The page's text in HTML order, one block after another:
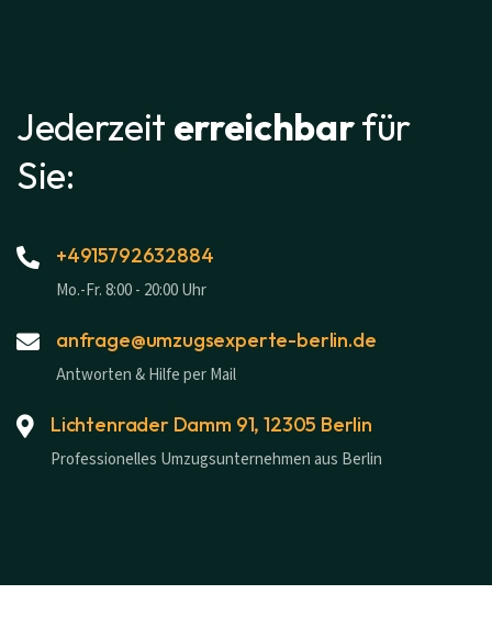
Jederzeit erreichbarfür
Sie:
+4915792632884
Mo.-Fr. 8:00 - 20:00 Uhr
anfrage@umzugsexperte-berlin.de
Antworten & Hilfe per Mail
Lichtenrader Damm 91, 12305 Berlin
Professionelles Umzugsunternehmen aus Berlin